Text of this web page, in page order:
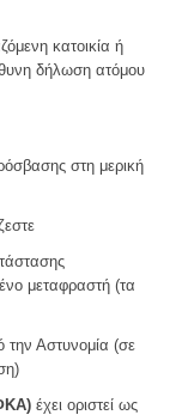
κατοικία ή
δήλωση ατόμου
στη μερική
μεταφραστή (τα
Αστυνομία (σε
έχει οριστεί ως